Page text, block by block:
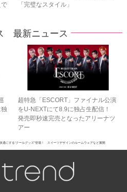
「完璧なスタイル」
最新ニュース
超特急「ESCORT」ファイナル公演
をU-NEXTにて8.9に独占生配信！
発売即秒速完売となったアリーナツ
アー
適にする“クールグッズ”登場！ スイーツデザインのルームウェアなど展開